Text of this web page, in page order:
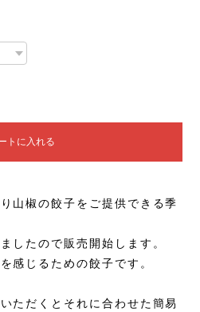
トに入れる
山椒の餃子をご提供できる季
したので販売開始します。
感じるための餃子です。
ただくとそれに合わせた簡易